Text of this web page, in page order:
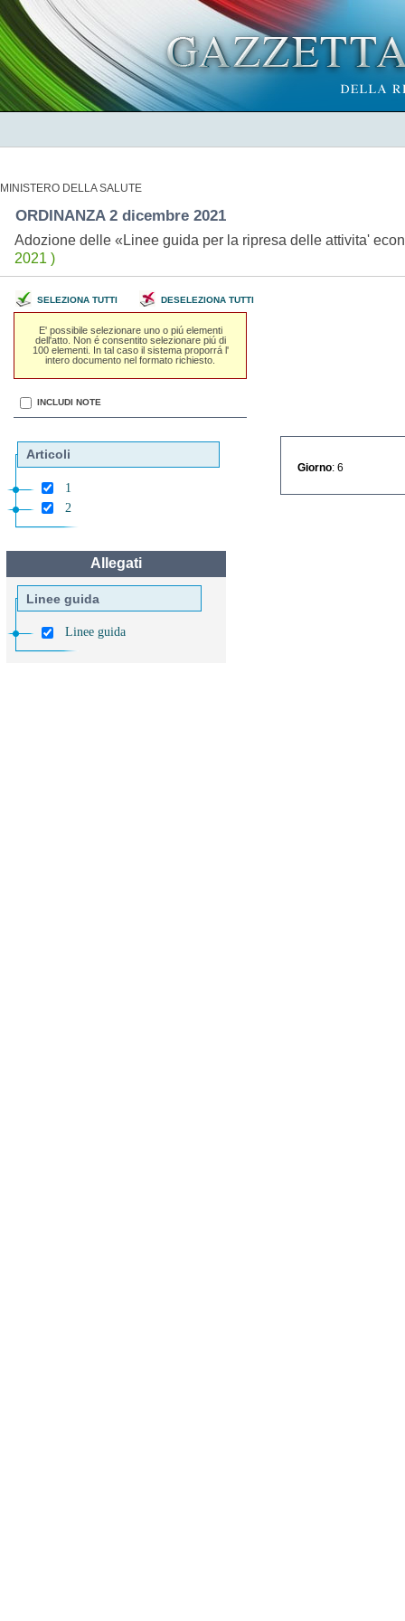
MINISTERO DELLA SALUTE
ORDINANZA 2 dicembre 2021
Adozione delle «Linee guida per la ripresa delle attivita'
2021 )
SELEZIONA TUTTI DESELEZIONA TUTTI
E' possibile selezionare uno o piú elementi
dell'atto. Non é consentito selezionare piú di
100 elementi. In tal caso il sistema proporrá l'
intero documento nel formato richiesto.
INCLUDI NOTE
Articoli
1
2
Allegati
Linee guida
Linee guida
Giorno : 6